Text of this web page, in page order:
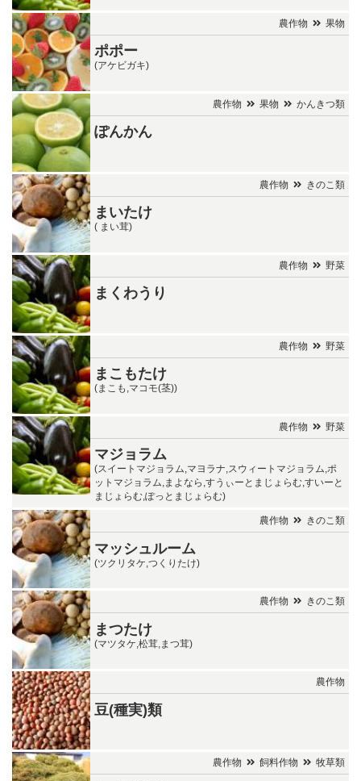
農作物 果物
ポポー
(アケビガキ)
農作物 果物 かんきつ類
ぽんかん
農作物 きのこ類
まいたけ
( まい茸)
農作物 野菜
まくわうり
農作物 野菜
まこもたけ
(まこも,マコモ(茎))
農作物 野菜
マジョラム
(スイートマジョラム,マヨラナ,スウィートマジョラム,ポ
ットマジョラム,まよなら,すうぃーとまじょらむ,すいーと
まじょらむ,ぽっとまじょらむ)
農作物 きのこ類
マッシュルーム
(ツクリタケ,つくりたけ)
農作物 きのこ類
まつたけ
(マツタケ,松茸,まつ茸)
農作物
豆(種実)類
農作物 飼料作物 牧草類